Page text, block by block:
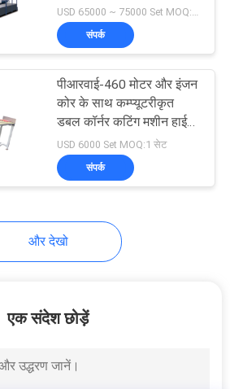
मशीन
मशीन
300m/min उत्पादन क्षमता
USD 65000 ~ 75000 Set MOQ:1 सेट
संपर्क
पीआरवाई-460 मोटर और इंजन
कोर के साथ कम्प्यूटरीकृत
डबल कॉर्नर कटिंग मशीन हाई
स्पीड पेपर कटिंग
USD 6000 Set MOQ:1 सेट
संपर्क
और देखो
एक संदेश छोड़ें